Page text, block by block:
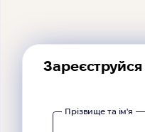
Прізвище та ім'я